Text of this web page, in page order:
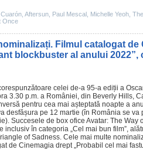
Aftersun Paul Mescal Michelle Yeoh
Once
Filmul catalogat de
blockbuster al anului 2022”,
celei de-a 95-a ediții a
3.30 p.m. a României, din Beverly Hills,
pentru cea mai așteptată noapte a
desfășura pe 12 martie (în România se
Succesele de box ofice Avatar: The Way
inclusiv în categoria „Cel mai bun film”,
of Sadness. Cele mai multe
de Cinemagia drept „Probabil cel mai